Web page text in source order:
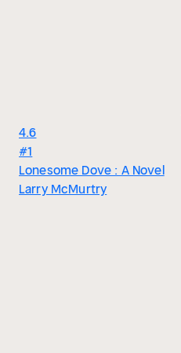
4.6
#1
Lonesome Dove : A Novel
Larry McMurtry